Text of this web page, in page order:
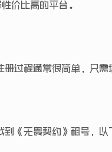
价比高的平台。
过程通常很简单，只
《无畏契约》租号，以